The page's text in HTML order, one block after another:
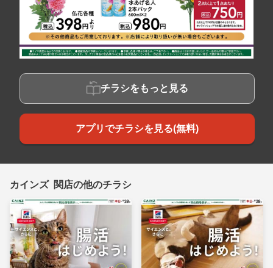
チラシをもっと見る
アプリでチラシを見る(無料)
カインズ 関店の他のチラシ